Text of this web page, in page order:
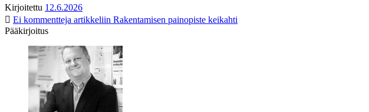
Kirjoitettu 12.6.2026
Ei kommentteja artikkeliin Rakentamisen painopiste keikahti
Pääkirjoitus